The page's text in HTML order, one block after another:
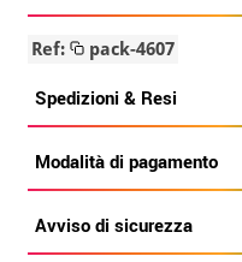
Ref: pack-4607
Spedizioni & Resi
Modalità di pagamento
Avviso di sicurezza